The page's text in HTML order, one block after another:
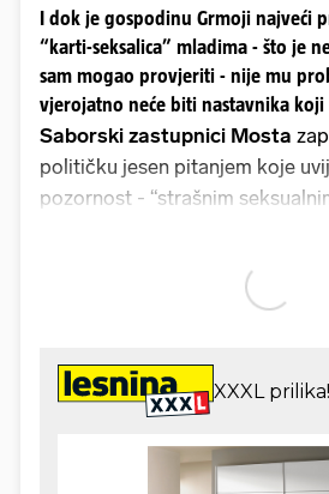
I dok je gospodinu Grmoji najveći
“karti-seksalica” mladima - što je
sam mogao provjeriti - nije mu
vjerojatno neće biti nastavnika
Saborski zastupnici Mosta
političku jesen pitanjem koje
pozornost - “strašnim
onako kako su oni to predstavili.
mogao provjeriti - nije mu
što u školama vjerojatno neće
bi to predavali.